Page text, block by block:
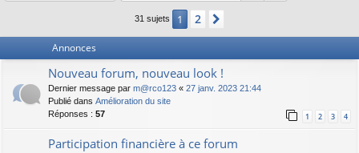
31 sujets 1 2
Annonces
Nouveau forum, nouveau look !
Dernier message par m@rco123 « 27 janv. 2023 21:44
Publié dans Amélioration du site
Réponses : 57 1 2 3 4
Participation financière à ce forum